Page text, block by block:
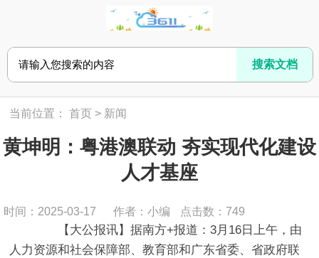
当前位置：首页 > 新闻
黄坤明：粤港澳联动 夯实现代化建设
人才基座
时间：2025-03-17 作者：小编 点击数： 749
【大公报讯】据南方+报道：3月16日上午，由
人力资源和社会保障部、教育部和广东省委、省政府联